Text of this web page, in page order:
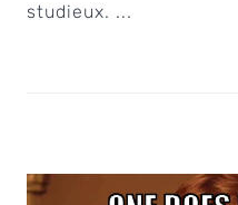
studieux. ...